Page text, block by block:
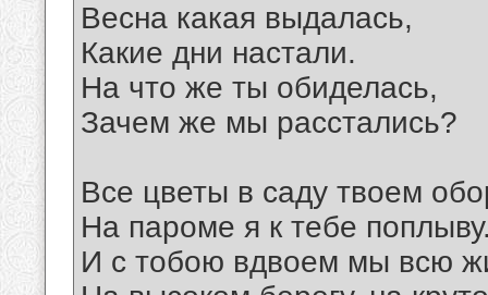
Весна какая выдалась,
Какие дни настали.
На что же ты обиделась,
Зачем же мы расстались?
Все цветы в саду твоем
На пароме я к тебе
И с тобою вдвоем мы всю